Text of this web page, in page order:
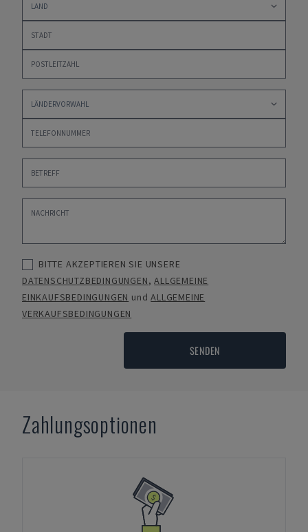
BITTE AKZEPTIEREN SIE UNSERE
DATENSCHUTZBEDINGUNGEN,ALLGEMEINE
EINKAUFSBEDINGUNGEN undALLGEMEINE
VERKAUFSBEDINGUNGEN
SENDEN
Zahlungsoptionen